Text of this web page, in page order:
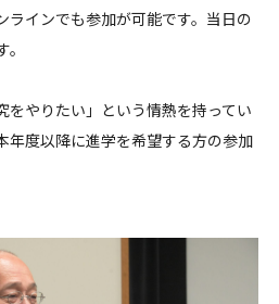
インでも参加が可能です。当日の
やりたい」という情熱を持ってい
年度以降に進学を希望する方の参加